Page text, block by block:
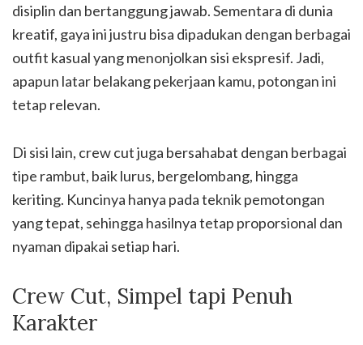
disiplin dan bertanggung jawab. Sementara di dunia
kreatif, gaya ini justru bisa dipadukan dengan berbagai
outfit kasual yang menonjolkan sisi ekspresif. Jadi,
apapun latar belakang pekerjaan kamu, potongan ini
tetap relevan.
Di sisi lain, crew cut juga bersahabat dengan berbagai
tipe rambut, baik lurus, bergelombang, hingga
keriting. Kuncinya hanya pada teknik pemotongan
yang tepat, sehingga hasilnya tetap proporsional dan
nyaman dipakai setiap hari.
Crew Cut, Simpel tapi Penuh
Karakter